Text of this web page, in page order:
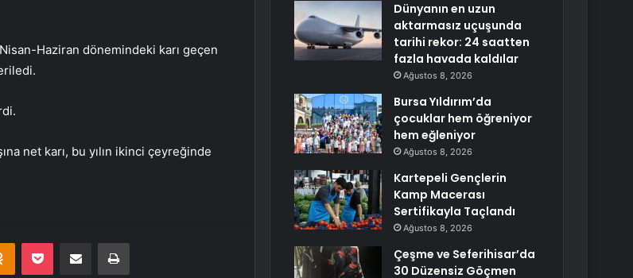
Haziran dönemindeki karı geçen
net karı, bu yılın ikinci çeyreğinde
Odnoklassniki
Pocket E-Posta ile paylaş Yazdır
Dünyanın en uzun
aktarmasız uçuşunda
tarihi rekor: 24 saatten
fazla havada kaldılar
Ağustos 8, 2026
Bursa Yıldırım’da
çocuklar hem öğreniyor
hem eğleniyor
Ağustos 8, 2026
Kartepeli Gençlerin
Kamp Macerası
Sertifikayla Taçlandı
Ağustos 8, 2026
Çeşme ve Seferihisar’da
30 Düzensiz Göçmen